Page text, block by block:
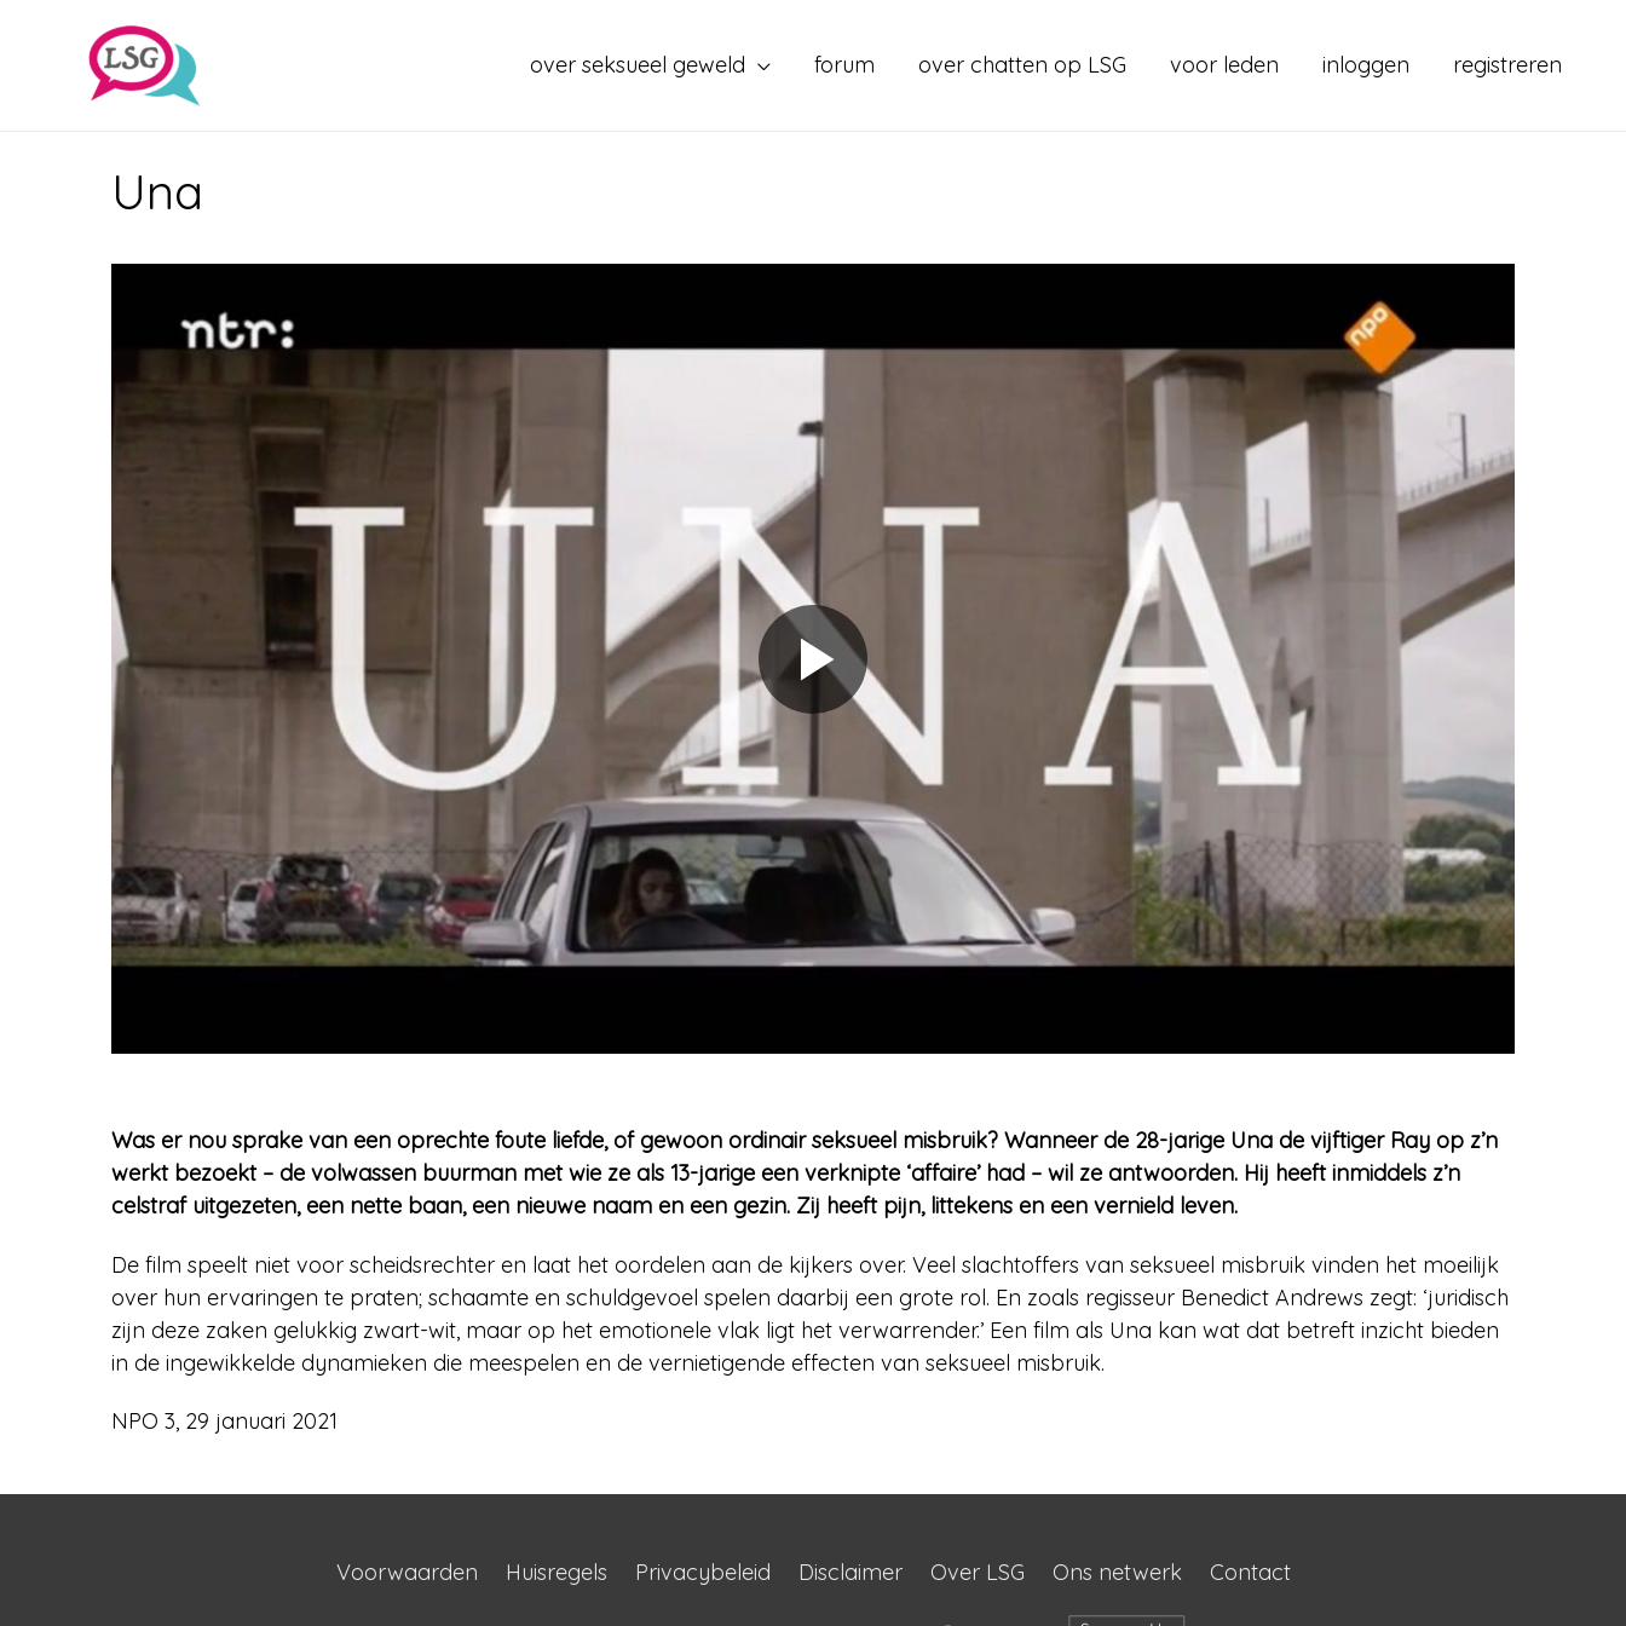
over seksueel geweld forum over chatten op LSG voor leden inloggen registreren
Una
Was er nou sprake van een oprechte foute liefde, of gewoon ordinair seksueel misbruik? Wanneer de 28-jarige Una de vijftiger Ray op z’n
werkt bezoekt – de volwassen buurman met wie ze als 13-jarige een verknipte ‘affaire’ had – wil ze antwoorden. Hij heeft inmiddels z’n
celstraf uitgezeten, een nette baan, een nieuwe naam en een gezin. Zij heeft pijn, littekens en een vernield leven.
De film speelt niet voor scheidsrechter en laat het oordelen aan de kijkers over. Veel slachtoffers van seksueel misbruik vinden het moeilijk
over hun ervaringen te praten; schaamte en schuldgevoel spelen daarbij een grote rol. En zoals regisseur Benedict Andrews zegt: ‘juridisch
zijn deze zaken gelukkig zwart-wit, maar op het emotionele vlak ligt het verwarrender.’ Een film als Una kan wat dat betreft inzicht bieden
in de ingewikkelde dynamieken die meespelen en de vernietigende effecten van seksueel misbruik.
NPO 3, 29 januari 2021
Voorwaarden Huisregels Privacybeleid Disclaimer Over LSG Ons netwerk Contact